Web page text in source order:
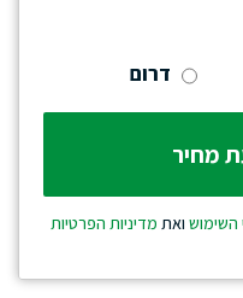
דרום
השימוש ואת מדיניות הפרטיות